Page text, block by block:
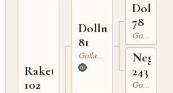
Raketen
102
Dollman
81
Gotlandsruss
Dolle
78
Gotlandsruss
Nego
243
Gotlandsruss